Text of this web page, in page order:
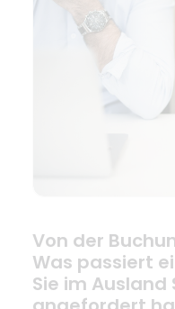
Von der
Was passiert
Sie im